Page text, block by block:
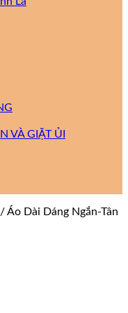
VÀ GIẶT ỦI
/Áo Dài Dáng Ngắn-Tân